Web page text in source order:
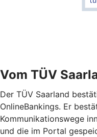
Vom TÜV
Der TÜV Saarland
OnlineBankings. Er
Kommunikationswege
und die im Portal